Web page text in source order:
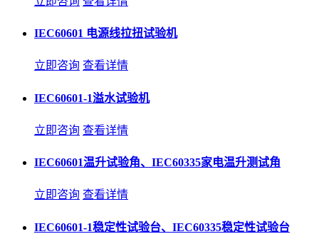
IEC60601 电源线拉扭试验机
立即咨询 查看详情
IEC60601-1溢水试验机
立即咨询 查看详情
IEC60601温升试验角、IEC60335家电温升测试角
立即咨询 查看详情
IEC60601-1稳定性试验台、IEC60335稳定性试验台